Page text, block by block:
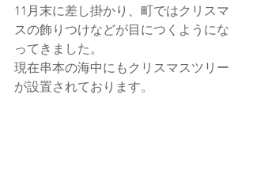
11月末に差し掛かり、町ではクリスマ
スの飾りつけなどが目につくようにな
ってきました。
現在串本の海中にもクリスマスツリー
が設置されております。